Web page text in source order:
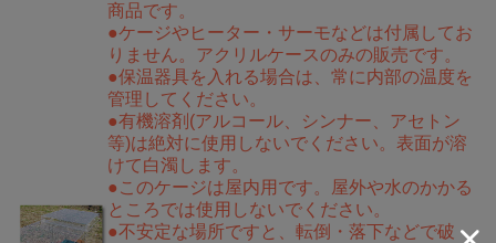
商品です。
●ケージやヒーター・サーモなどは付属してお
りません。アクリルケースのみの販売です。
●保温器具を入れる場合は、常に内部の温度を
管理してください。
●有機溶剤(アルコール、シンナー、アセトン
等)は絶対に使用しないでください。表面が溶
けて白濁します。
●このケージは屋内用です。屋外や水のかかる
ところでは使用しないでください。
●不安定な場所ですと、転倒・落下などで破